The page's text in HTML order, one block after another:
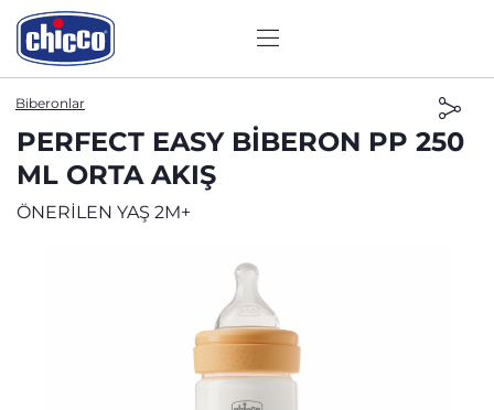
Biberonlar
PERFECT EASY BİBERON PP 250
ML ORTA AKIŞ
ÖNERİLEN YAŞ 2M+